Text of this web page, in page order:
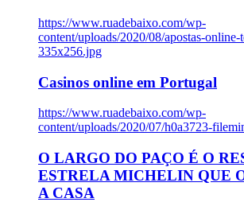
https://www.ruadebaixo.com/wp-
content/uploads/2020/08/apostas-online-
335x256.jpg
Casinos online em Portugal
https://www.ruadebaixo.com/wp-
content/uploads/2020/07/h0a3723-
O LARGO DO PAÇO É O
ESTRELA MICHELIN QUE
A CASA